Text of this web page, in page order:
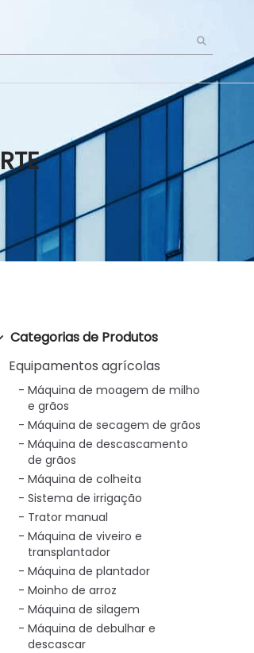
Categorias de Produtos
Equipamentos agrícolas
Máquina de moagem de milho
e grãos
Máquina de secagem de grãos
Máquina de descascamento
de grãos
Máquina de colheita
Sistema de irrigação
Trator manual
Máquina de viveiro e
transplantador
Máquina de plantador
Moinho de arroz
Máquina de silagem
Máquina de debulhar e
descascar